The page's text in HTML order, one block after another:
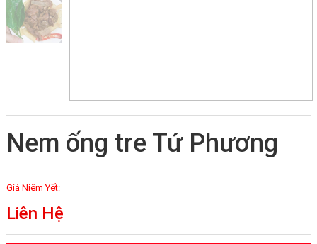
Nem ống tre Tứ Phương
Giá Niêm Yết:
Liên Hệ